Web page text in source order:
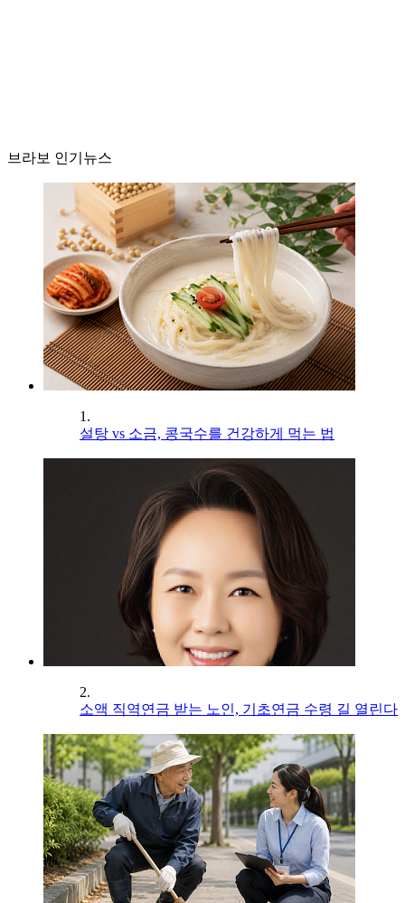
브라보 인기뉴스
1.
설탕 vs 소금, 콩국수를 건강하게 먹는 법
2.
소액 직역연금 받는 노인, 기초연금 수령 길 열린다